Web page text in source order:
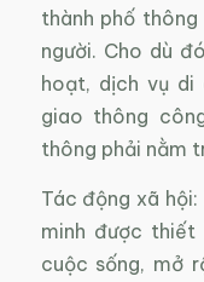
thành phố
người. Cho dù
hoạt, dịch vụ di
giao thông
thông phải nằm
Tác động xã
minh được
cuộc sống, mở